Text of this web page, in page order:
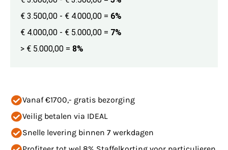
€ 3.500,00 - € 4.000,00 = 6%
€ 4.000,00 - € 5.000,00 = 7%
> € 5.000,00 = 8%
Vanaf €1700,- gratis bezorging
Veilig betalen via IDEAL
Snelle levering binnen 7 werkdagen